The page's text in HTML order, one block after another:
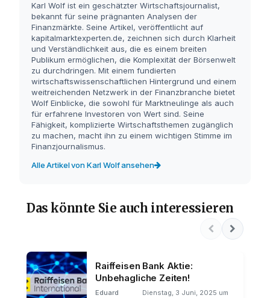
Karl Wolf ist ein geschätzter Wirtschaftsjournalist,
bekannt für seine prägnanten Analysen der
Finanzmärkte. Seine Artikel, veröffentlicht auf
kapitalmarktexperten.de, zeichnen sich durch Klarheit
und Verständlichkeit aus, die es einem breiten
Publikum ermöglichen, die Komplexität der Börsenwelt
zu durchdringen. Mit einem fundierten
wirtschaftswissenschaftlichen Hintergrund und einem
weitreichenden Netzwerk in der Finanzbranche bietet
Wolf Einblicke, die sowohl für Marktneulinge als auch
für erfahrene Investoren von Wert sind. Seine
Fähigkeit, komplizierte Wirtschaftsthemen zugänglich
zu machen, macht ihn zu einem wichtigen Stimme im
Finanzjournalismus.
Alle Artikel von Karl Wolf ansehen
Das könnte Sie auch interessieren
Raiffeisen Bank Aktie:
Unbehagliche Zeiten!
Eduard
Dienstag, 3 Juni, 2025 um